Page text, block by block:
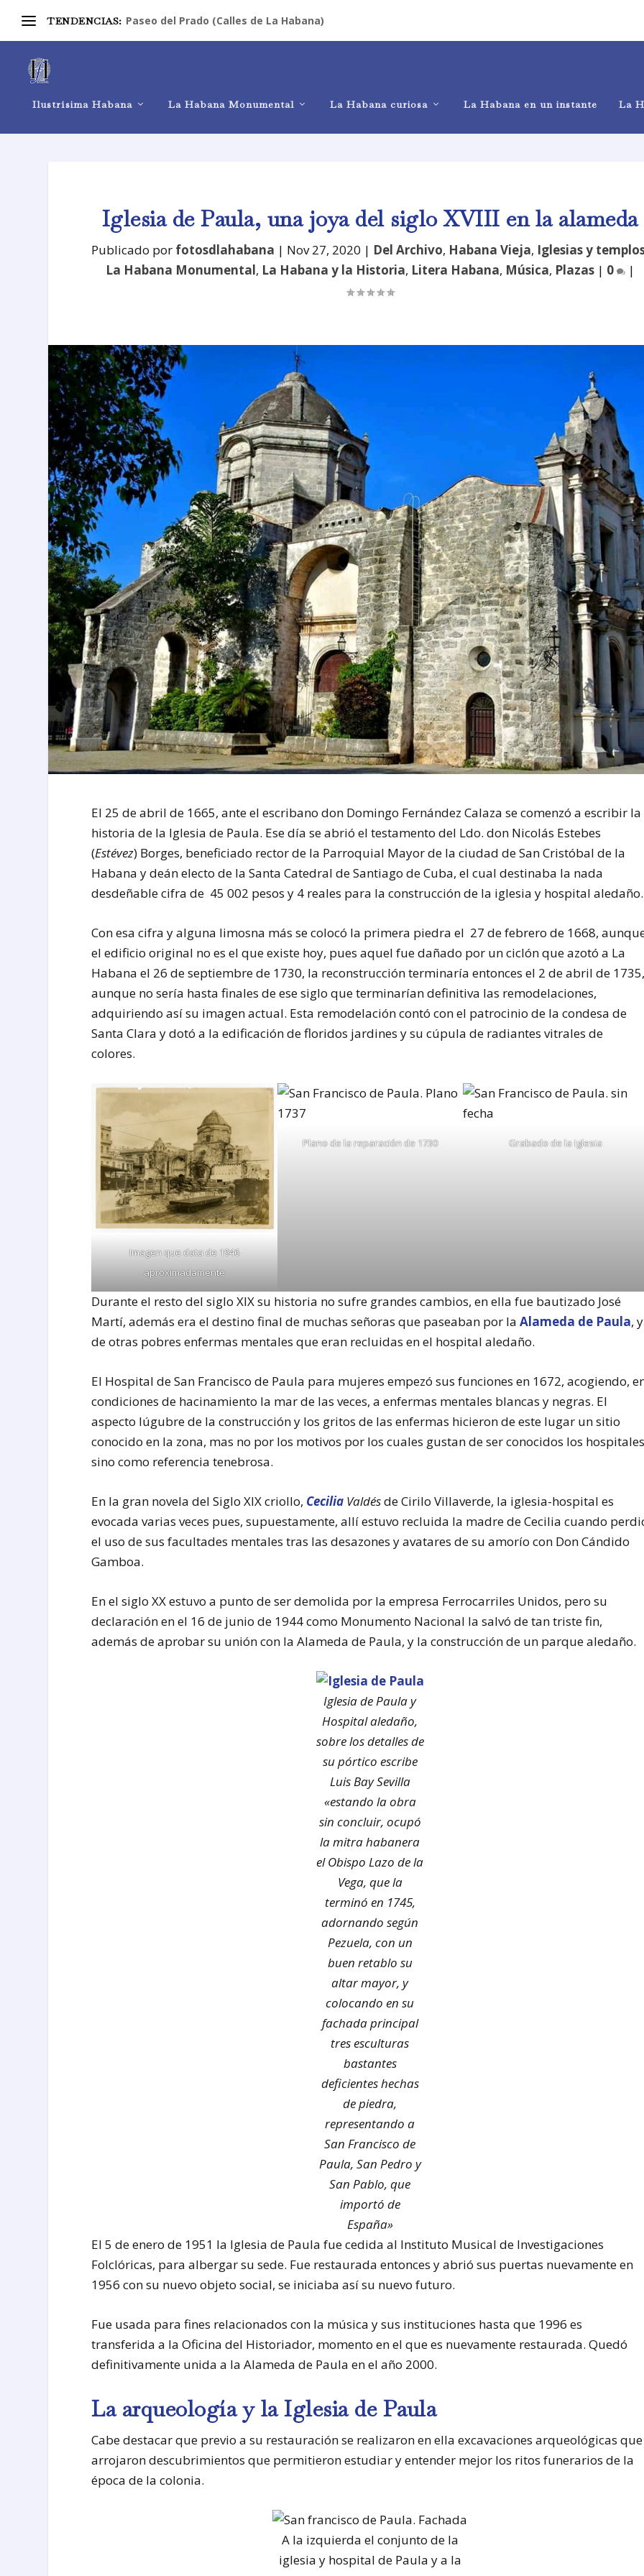
TENDENCIAS: Paseo del Prado (Calles de La Habana)
Ilustrísima Habana La Habana Monumental La Habana curiosa La Habana en un instante La
Iglesia de Paula, una joya del siglo XVIII en la alameda
Publicado por fotosdlahabana | Nov 27, 2020 | Del Archivo, Habana Vieja, Iglesias y
La Habana Monumental, La Habana y la Historia, Litera Habana, Música, Plazas| 0 |
El 25 de abril de 1665, ante el escribano don Domingo Fernández Calaza se comenzó a escribir la
historia de la Iglesia de Paula. Ese día se abrió el testamento del Ldo. don Nicolás Estebes
(Estévez) Borges, beneficiado rector de la Parroquial Mayor de la ciudad de San Cristóbal de la
Habana y deán electo de la Santa Catedral de Santiago de Cuba, el cual destinaba la nada
desdeñable cifra de 45 002 pesos y 4 reales para la construcción de la iglesia y hospital aledaño.
Con esa cifra y alguna limosna más se colocó la primera piedra el 27 de febrero de 1668,
el edificio original no es el que existe hoy, pues aquel fue dañado por un ciclón que azotó a La
Habana el 26 de septiembre de 1730, la reconstrucción terminaría entonces el 2 de abril de 1735,
aunque no sería hasta finales de ese siglo que terminarían definitiva las remodelaciones,
adquiriendo así su imagen actual. Esta remodelación contó con el patrocinio de la condesa de
Santa Clara y dotó a la edificación de floridos jardines y su cúpula de radiantes vitrales de
colores.
Imagen que data de 1946
aproximadamente
Plano de la reparación de 1730 Grabado de la Iglesia
Durante el resto del siglo XIX su historia no sufre grandes cambios, en ella fue bautizado José
Martí, además era el destino final de muchas señoras que paseaban por laAlameda de Paula, y
de otras pobres enfermas mentales que eran recluidas en el hospital aledaño.
El Hospital de San Francisco de Paula para mujeres empezó sus funciones en 1672, acogiendo,
condiciones de hacinamiento la mar de las veces, a enfermas mentales blancas y negras. El
aspecto lúgubre de la construcción y los gritos de las enfermas hicieron de este lugar un sitio
conocido en la zona, mas no por los motivos por los cuales gustan de ser conocidos los
sino como referencia tenebrosa.
En la gran novela del Siglo XIX criollo, Cecilia Valdésde Cirilo Villaverde, la iglesia-hospital es
evocada varias veces pues, supuestamente, allí estuvo recluida la madre de Cecilia cuando
el uso de sus facultades mentales tras las desazones y avatares de su amorío con Don Cándido
Gamboa.
En el siglo XX estuvo a punto de ser demolida por la empresa Ferrocarriles Unidos, pero su
declaración en el 16 de junio de 1944 como Monumento Nacional la salvó de tan triste fin,
además de aprobar su unión con la Alameda de Paula, y la construcción de un parque aledaño.
Iglesia de Paula y
Hospital aledaño,
sobre los detalles de
su pórtico escribe
Luis Bay Sevilla
«estando la obra
sin concluir, ocupó
la mitra habanera
el Obispo Lazo de la
Vega, que la
terminó en 1745,
adornando según
Pezuela, con un
buen retablo su
altar ma­yor, y
colocando en su
fachada principal
tres esculturas
bastantes
deficientes hechas
de piedra,
representando a
San Francisco de
Paula, San Pedro y
San Pablo, que
importó de
España»
El 5 de enero de 1951 la Iglesia de Paula fue cedida al Instituto Musical de Investigaciones
Folclóricas, para albergar su sede. Fue restaurada entonces y abrió sus puertas nuevamente en
1956 con su nuevo objeto social, se iniciaba así su nuevo futuro.
Fue usada para fines relacionados con la música y sus instituciones hasta que 1996 es
transferida a la Oficina del Historiador, momento en el que es nuevamente restaurada. Quedó
definitivamente unida a la Alameda de Paula en el año 2000.
La arqueología y la Iglesia de Paula
Cabe destacar que previo a su restauración se realizaron en ella excavaciones arqueológicas que
arrojaron descubrimientos que permitieron estudiar y entender mejor los ritos funerarios de la
época de la colonia.
A la izquierda el conjunto de la
iglesia y hospital de Paula y a la